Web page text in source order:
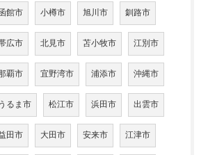
館市 小樽市 旭川市 釧路市
広市 北見市 苫小牧市 江別市
覇市 宜野湾市 浦添市 沖縄市
うるま市 松江市 浜田市 出雲市
田市 大田市 安来市 江津市